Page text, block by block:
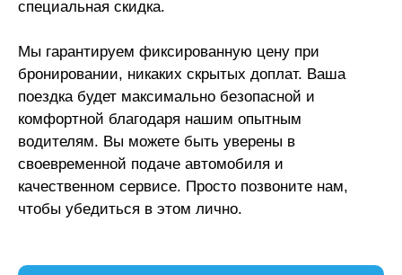
специальная скидка.
Мы гарантируем фиксированную цену при
бронировании, никаких скрытых доплат. Ваша
поездка будет максимально безопасной и
комфортной благодаря нашим опытным
водителям. Вы можете быть уверены в
своевременной подаче автомобиля и
качественном сервисе. Просто позвоните нам,
чтобы убедиться в этом лично.